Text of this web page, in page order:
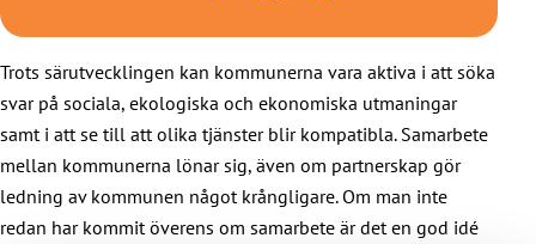
Trots särutvecklingen kan kommunerna vara aktiva i att söka
svar på sociala, ekologiska och ekonomiska utmaningar
samt i att se till att olika tjänster blir kompatibla. Samarbete
mellan kommunerna lönar sig, även om partnerskap gör
ledning av kommunen något krångligare. Om man inte
redan har kommit överens om samarbete är det en god idé